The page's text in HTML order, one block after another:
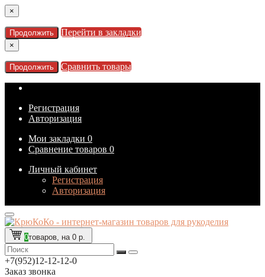
×
Продолжить Перейти в закладки
×
Продолжить Сравнить товары
Регистрация
Авторизация
Мои закладки 0
Сравнение товаров 0
Личный кабинет
Регистрация
Авторизация
0товаров, на 0 р.
+7(952)12-12-12-0
Заказ звонка